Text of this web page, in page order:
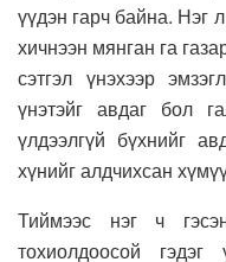
үүдэн гарч байна. Нэг
хичнээн мянган га
сэтгэл үнэхээр
үнэтэйг авдаг бол
үлдээлгүй бүхнийг
хүнийг алдчихсан
Тиймээс нэг ч
тохиолдоосой гэдэг